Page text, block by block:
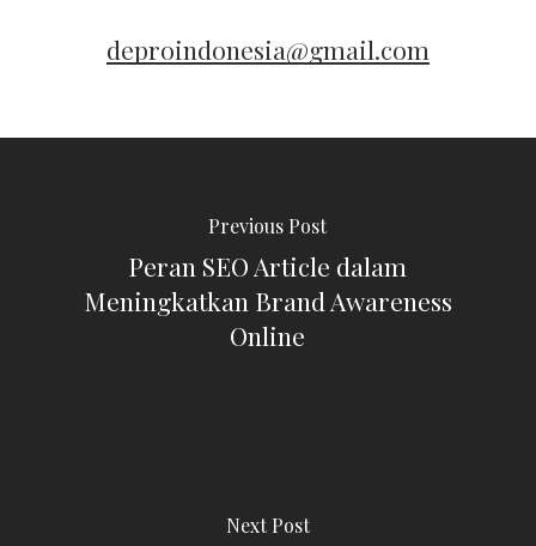
deproindonesia@gmail.com
Previous Post
Peran SEO Article dalam
Meningkatkan Brand Awareness
Online
Next Post